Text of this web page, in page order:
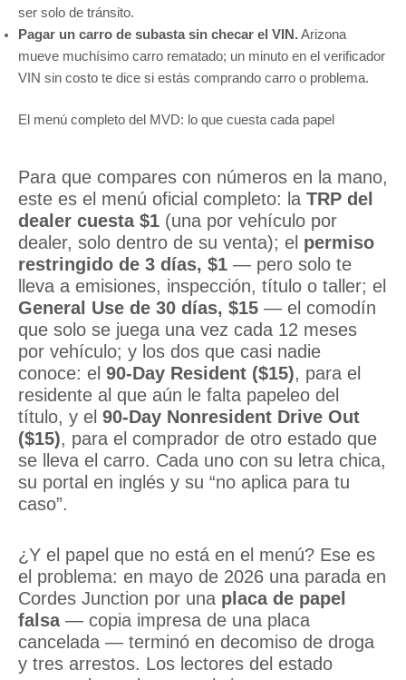
ser solo de tránsito.
Pagar un carro de subasta sin checar el VIN. Arizona
mueve muchísimo carro rematado; un minuto en el verificador
VIN sin costo te dice si estás comprando carro o problema.
El menú completo del MVD: lo que cuesta cada papel
Para que compares con números en la mano,
este es el menú oficial completo: la TRP del
dealer cuesta $1 (una por vehículo por
dealer, solo dentro de su venta); el permiso
restringido de 3 días, $1 — pero solo te
lleva a emisiones, inspección, título o taller; el
General Use de 30 días, $15 — el comodín
que solo se juega una vez cada 12 meses
por vehículo; y los dos que casi nadie
conoce: el 90-Day Resident ($15), para el
residente al que aún le falta papeleo del
título, y el 90-Day Nonresident Drive Out
($15), para el comprador de otro estado que
se lleva el carro. Cada uno con su letra chica,
su portal en inglés y su “no aplica para tu
caso”.
¿Y el papel que no está en el menú? Ese es
el problema: en mayo de 2026 una parada en
Cordes Junction por una placa de papel
falsa— copia impresa de una placa
cancelada — terminó en decomiso de droga
y tres arrestos. Los lectores del estado